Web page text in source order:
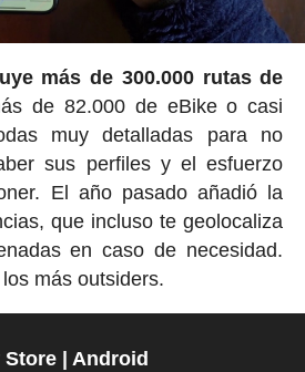
más de 300.000 rutas de
de 82.000 de eBike o casi
muy detalladas para no
sus perfiles y el esfuerzo
El año pasado añadió la
que incluso te geolocaliza
en caso de necesidad.
más outsiders.
Store | Android